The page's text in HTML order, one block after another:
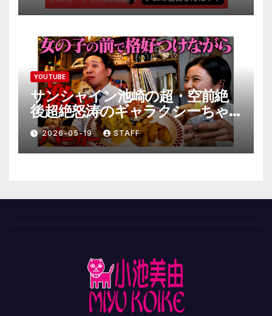
YOUTUBE
サンシャイン池崎の超・空前絶
後超絶怒涛のギャラクシーちゃ
んねる極
2026-05-19 STAFF